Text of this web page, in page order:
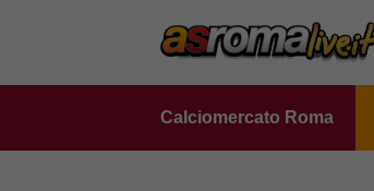
Calciomercato Roma